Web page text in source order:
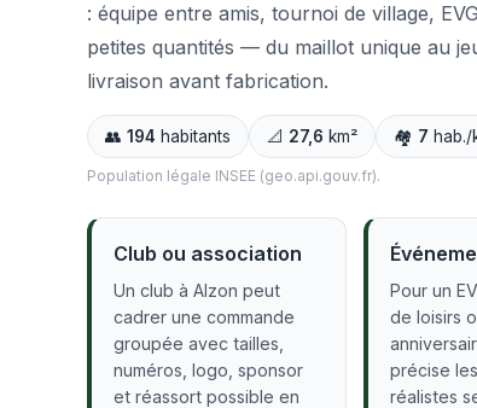
: équipe entre amis, tournoi de village,
petites quantités — du maillot unique au
livraison avant fabrication.
👥 194 habitants 📐 27,6 km² 🏘️ 7 hab./
Population légale INSEE (geo.api.gouv.fr).
Club ou association
Un club à Alzon peut
cadrer une commande
groupée avec tailles,
numéros, logo, sponsor
et réassort possible en
Pour un
de loisirs
précise
réalistes